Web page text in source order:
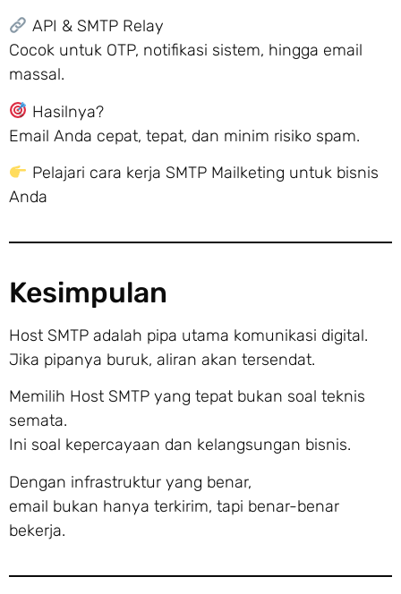
API & SMTP Relay
Cocok untuk OTP, notifikasi sistem, hingga email
massal.
Hasilnya?
Email Anda cepat, tepat, dan minim risiko spam.
Pelajari cara kerja SMTP Mailketing untuk bisnis
Anda
Kesimpulan
Host SMTP adalah pipa utama komunikasi digital.
Jika pipanya buruk, aliran akan tersendat.
Memilih Host SMTP yang tepat bukan soal teknis
semata.
Ini soal kepercayaan dan kelangsungan bisnis.
Dengan infrastruktur yang benar,
email bukan hanya terkirim, tapi benar-benar
bekerja.